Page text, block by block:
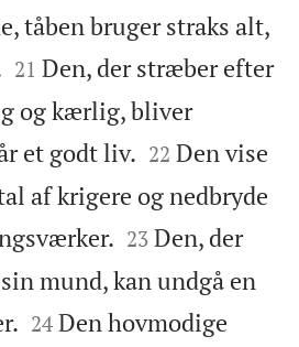
tåben bruger straks alt,


21 Den, der stræber efter
og kærlig, bliver
et godt liv. 

22 Den vise
af krigere og nedbryde


23 Den, der
mund, kan undgå en


24 Den hovmodige